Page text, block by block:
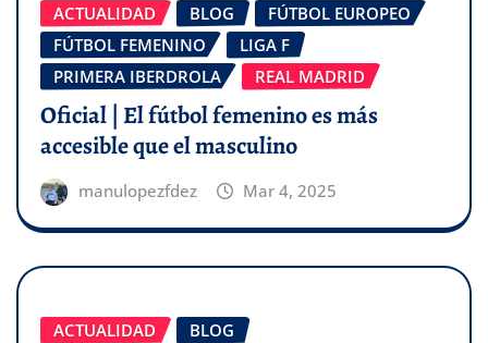
ACTUALIDAD BLOG
FÚTBOL EUROPEO
FÚTBOL FEMENINO
LIGA F
PRIMERA IBERDROLA
REAL MADRID
Oficial | El fútbol femenino es más
accesible que el masculino
manulopezfdez Mar 4, 2025
ACTUALIDAD BLOG